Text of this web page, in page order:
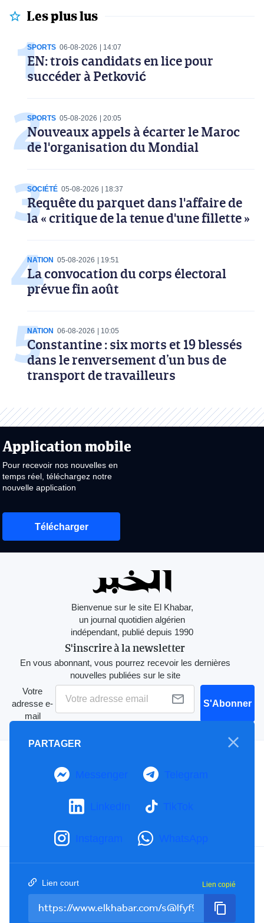
Les plus lus
SPORTS 06-08-2026 14:07
EN: trois candidats en lice pour
succéder à Petković
SPORTS 05-08-2026 20:05
Nouveaux appels à écarter le Maroc
de l'organisation du Mondial
SOCIÉTÉ 05-08-2026 18:37
Requête du parquet dans l'affaire de
la « critique de la tenue d'une fillette »
NATION 05-08-2026 19:51
La convocation du corps électoral
prévue fin août
NATION 06-08-2026 10:05
Constantine : six morts et 19 blessés
dans le renversement d’un bus de
transport de travailleurs
Application mobile
Pour recevoir nos nouvelles en
temps réel, téléchargez notre
nouvelle application
Télécharger
Bienvenue sur le site El Khabar,
un journal quotidien algérien
indépendant, publié depuis 1990
S'inscrire à la newsletter
En vous abonnant, vous pourrez recevoir les dernières
nouvelles publiées sur le site
Votre
adresse e-
mail
S'Abonner
Mention Légale
Twitter RSS
PARTAGER
Messenger Telegram
LinkedIn TikTok
Instagram WhatsApp
Lien court Lien copié